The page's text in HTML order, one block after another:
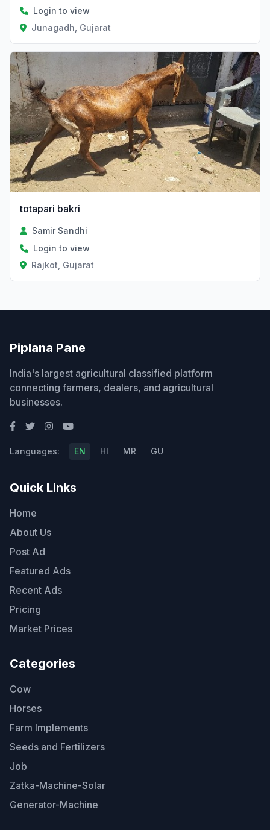
Login to view
Junagadh, Gujarat
totapari bakri
Samir Sandhi
Login to view
Rajkot, Gujarat
Piplana Pane
India's largest agricultural classified platform
connecting farmers, dealers, and agricultural
businesses.
Languages: EN HI MR GU
Quick Links
Home
About Us
Post Ad
Featured Ads
Recent Ads
Pricing
Market Prices
Categories
Cow
Horses
Farm Implements
Seeds and Fertilizers
Job
Zatka-Machine-Solar
Generator-Machine